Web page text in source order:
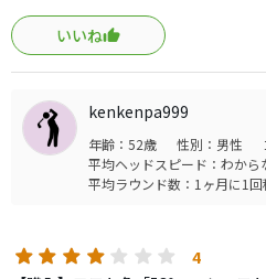
52F・56Fの購入ですが、ほと
ンが掛かります。
56Fは、リーディングエッジが
れる感じがして、私としては、
唯一の難点は、シャフトの長さ。
使用中のアイアンが本間のTW
ってしまうところです。
いいね
kenkenpa999
年齢：52歳 性別：男性
平均ヘッドスピード：わから
平均ラウンド数：1ヶ月に1回
4